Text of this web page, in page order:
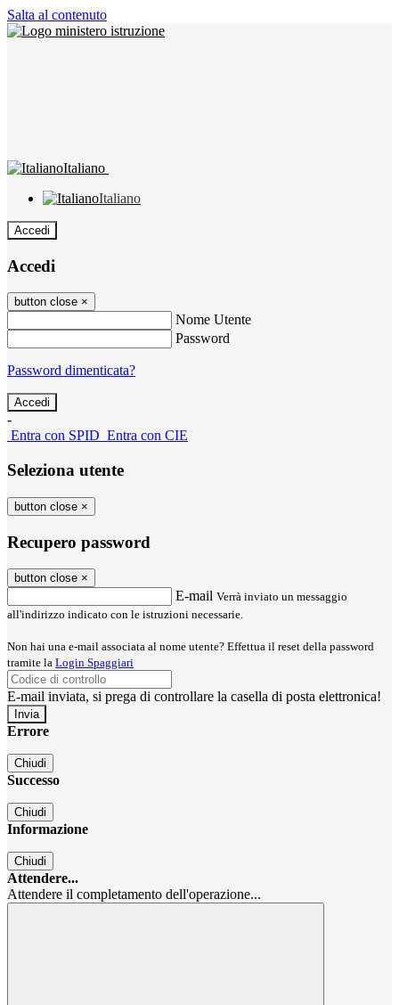
Salta al contenuto
Italiano
Italiano
Accedi
Accedi
button close ×
Nome Utente
Password
Password dimenticata?
-
Entra con SPID Entra con CIE
Seleziona utente
button close ×
Recupero password
button close ×
E-mail Verrà inviato un messaggio
all'indirizzo indicato con le istruzioni necessarie.
Non hai una e-mail associata al nome utente? Effettua il reset della password
tramite la Login Spaggiari
E-mail inviata, si prega di controllare la casella di posta elettronica!
Errore
Chiudi
Successo
Chiudi
Informazione
Chiudi
Attendere...
Attendere il completamento dell'operazione...